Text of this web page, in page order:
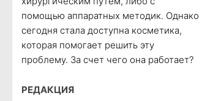
помощью аппаратных методик. Однако
сегодня стала доступна косметика,
которая помогает решить эту
проблему. За счет чего она работает?
РЕДАКЦИЯ